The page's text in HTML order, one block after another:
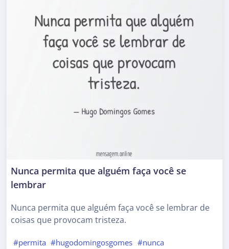
Nunca permita que alguém faça você se
lembrar
Nunca permita que alguém faça você se lembrar de
coisas que provocam tristeza.
#permita #hugodomingosgomes #nunca